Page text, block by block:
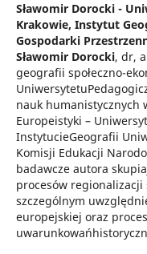
Sławomir Dorocki -
Krakowie, Instytut
Gospodarki
Sławomir Dorocki, dr,
geografii społeczno-
nauk
Europeistyki –
InstytucieGeografii
Komisji Edukacji
badawcze autora
procesów regionalizacji
szczególnym
europejskiej oraz